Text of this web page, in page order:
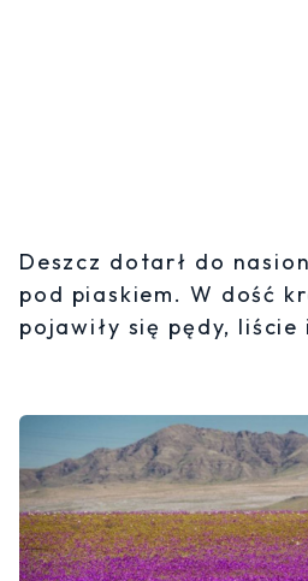
Deszcz dotarł do
pod piaskiem. W dość
pojawiły się pędy, liście